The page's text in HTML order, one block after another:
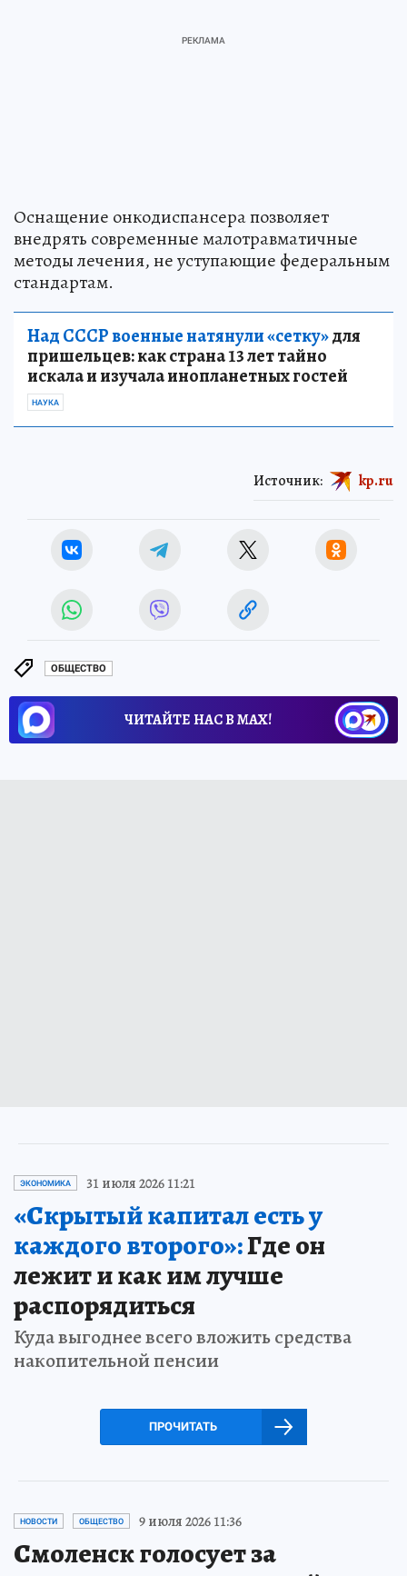
Оснащение онкодиспансера позволяет
внедрять современные малотравматичные
методы лечения, не уступающие федеральным
стандартам.
Над СССР военные натянули «сетку»для
пришельцев: как страна 13 лет тайно
искала и изучала инопланетных гостей
НАУКА
Источник: kp.ru
ОБЩЕСТВО
ЧИТАЙТЕ НАС В МАХ!
ЭКОНОМИКА 31 июля 2026 11:21
«Скрытый капитал есть у
каждого второго»:Где он
лежит и как им лучше
распорядиться
Куда выгоднее всего вложить средства
накопительной пенсии
ПРОЧИТАТЬ
НОВОСТИ ОБЩЕСТВО 9 июля 2026 11:36
Смоленск голосует за